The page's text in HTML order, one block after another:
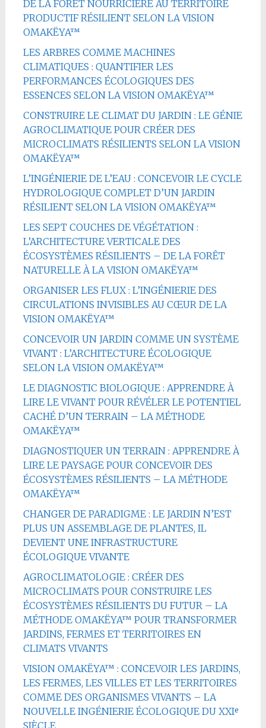
DE LA FORÊT NOURRICIÈRE AU TERRITOIRE
PRODUCTIF RÉSILIENT SELON LA VISION
OMAKËYA™
LES ARBRES COMME MACHINES
CLIMATIQUES : QUANTIFIER LES
PERFORMANCES ÉCOLOGIQUES DES
ESSENCES SELON LA VISION OMAKËYA™
CONSTRUIRE LE CLIMAT DU JARDIN : LE GÉNIE
AGROCLIMATIQUE POUR CRÉER DES
MICROCLIMATS RÉSILIENTS SELON LA VISION
OMAKËYA™
L’INGÉNIERIE DE L’EAU : CONCEVOIR LE CYCLE
HYDROLOGIQUE COMPLET D’UN JARDIN
RÉSILIENT SELON LA VISION OMAKËYA™
LES SEPT COUCHES DE VÉGÉTATION :
L’ARCHITECTURE VERTICALE DES
ÉCOSYSTÈMES RÉSILIENTS – DE LA FORÊT
NATURELLE À LA VISION OMAKËYA™
ORGANISER LES FLUX : L’INGÉNIERIE DES
CIRCULATIONS INVISIBLES AU CŒUR DE LA
VISION OMAKËYA™
CONCEVOIR UN JARDIN COMME UN SYSTÈME
VIVANT : L’ARCHITECTURE ÉCOLOGIQUE
SELON LA VISION OMAKËYA™
LE DIAGNOSTIC BIOLOGIQUE : APPRENDRE À
LIRE LE VIVANT POUR RÉVÉLER LE POTENTIEL
CACHÉ D’UN TERRAIN – LA MÉTHODE
OMAKËYA™
DIAGNOSTIQUER UN TERRAIN : APPRENDRE À
LIRE LE PAYSAGE POUR CONCEVOIR DES
ÉCOSYSTÈMES RÉSILIENTS – LA MÉTHODE
OMAKËYA™
CHANGER DE PARADIGME : LE JARDIN N’EST
PLUS UN ASSEMBLAGE DE PLANTES, IL
DEVIENT UNE INFRASTRUCTURE
ÉCOLOGIQUE VIVANTE
AGROCLIMATOLOGIE : CRÉER DES
MICROCLIMATS POUR CONSTRUIRE LES
ÉCOSYSTÈMES RÉSILIENTS DU FUTUR – LA
MÉTHODE OMAKËYA™ POUR TRANSFORMER
JARDINS, FERMES ET TERRITOIRES EN
CLIMATS VIVANTS
VISION OMAKËYA™ : CONCEVOIR LES JARDINS,
LES FERMES, LES VILLES ET LES TERRITOIRES
COMME DES ORGANISMES VIVANTS – LA
NOUVELLE INGÉNIERIE ÉCOLOGIQUE DU XXIᵉ
SIÈCLE